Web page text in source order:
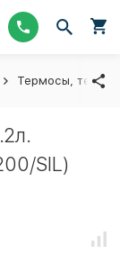
Термосы,
SIL)